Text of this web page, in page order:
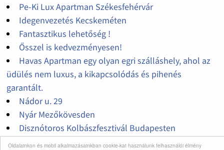
Oldalainkon és mobil alkalmazásainkban cookie-kat használunk felhasználói élmény
Pe-Ki Lux Apartman Székesfehérvár
Idegenvezetés Kecskeméten
Fantasztikus lehetőség !
Ősszel is kedvezményesen!
Havas Apartman egy olyan egri szálláshely, ahol az
üdülés nem luxus, a kikapcsolódás és pihenés
garantált.
Nádor u. 29
Nyár Mezőkövesden
Disznótoros Kolbászfesztivál Budapesten
Fantasztikus lehetőség !